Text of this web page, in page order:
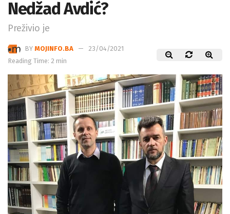
Nedžad Avdić?
Preživio je
BY MOJINFO.BA
23/04/2021
Reading Time: 2 min